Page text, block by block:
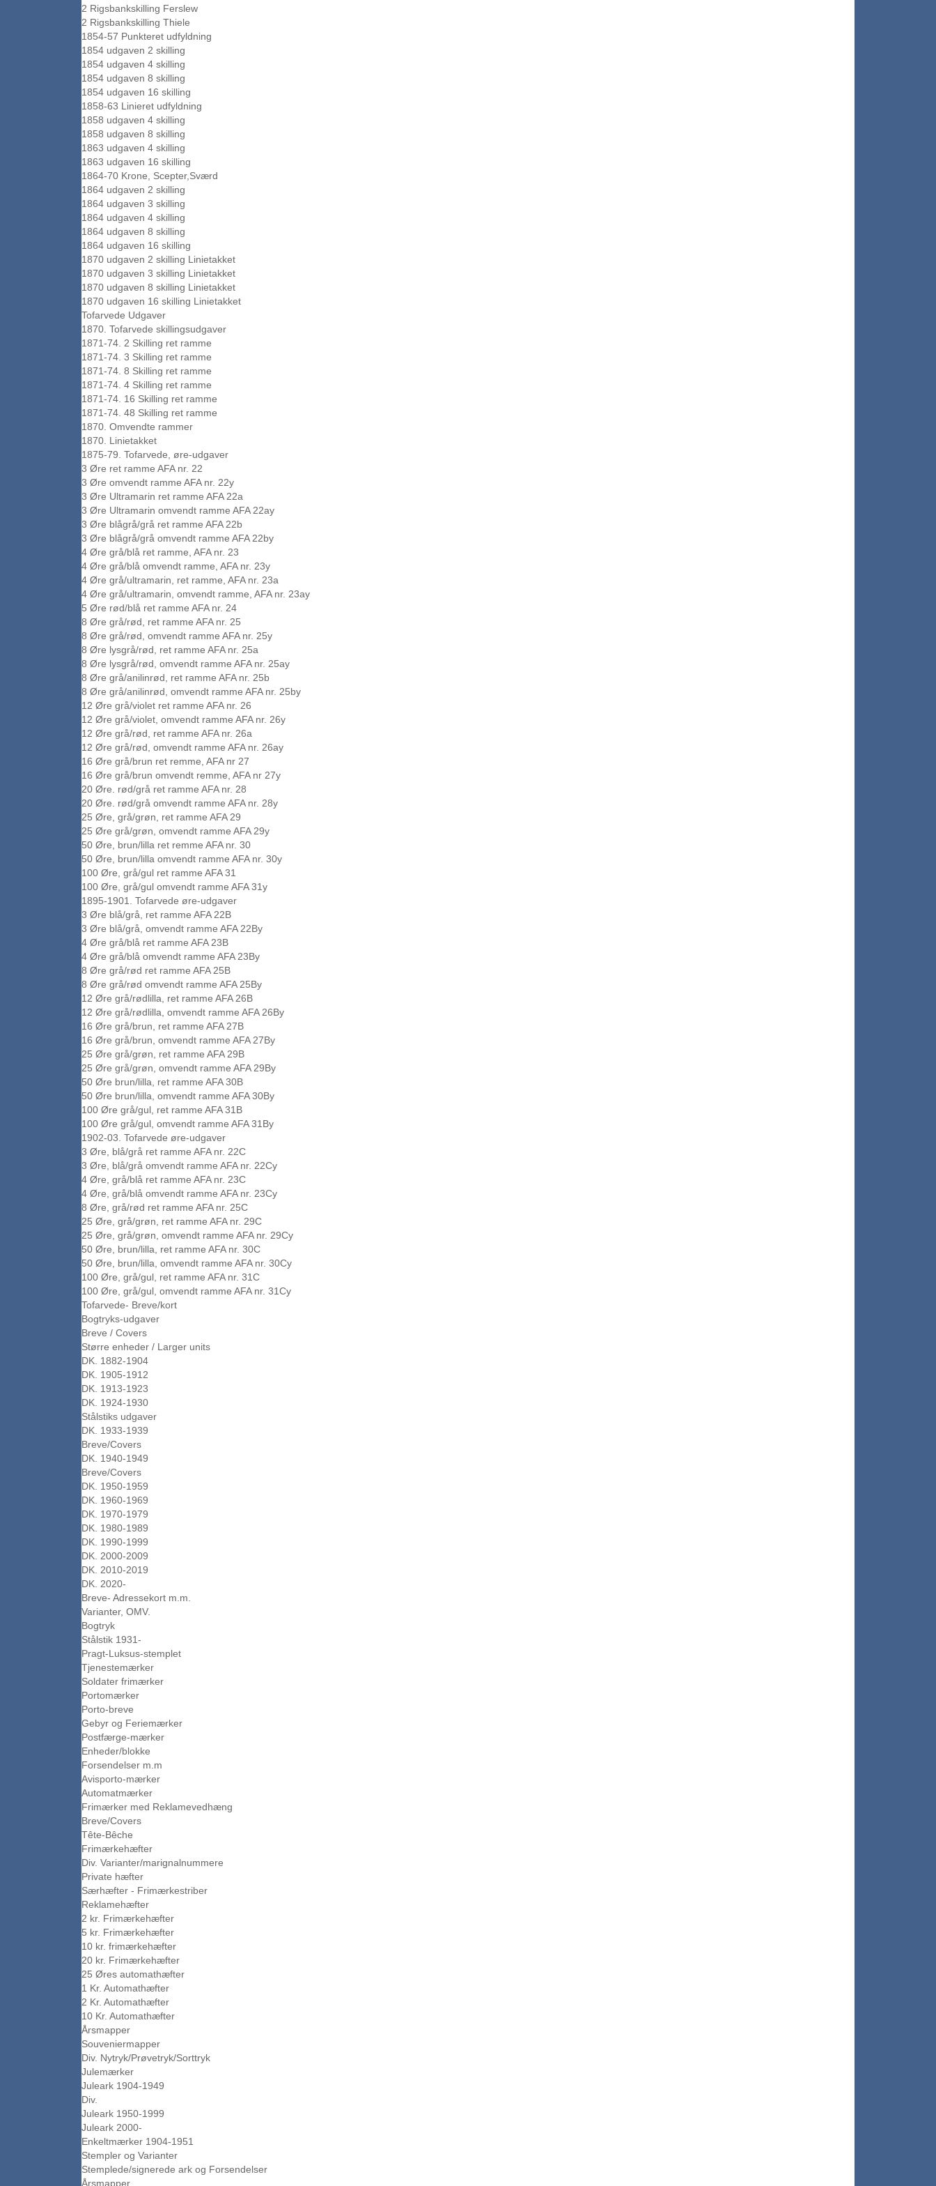
2 Rigsbankskilling Ferslew
2 Rigsbankskilling Thiele
1854-57 Punkteret udfyldning
1854 udgaven 2 skilling
1854 udgaven 4 skilling
1854 udgaven 8 skilling
1854 udgaven 16 skilling
1858-63 Linieret udfyldning
1858 udgaven 4 skilling
1858 udgaven 8 skilling
1863 udgaven 4 skilling
1863 udgaven 16 skilling
1864-70 Krone, Scepter,Sværd
1864 udgaven 2 skilling
1864 udgaven 3 skilling
1864 udgaven 4 skilling
1864 udgaven 8 skilling
1864 udgaven 16 skilling
1870 udgaven 2 skilling Linietakket
1870 udgaven 3 skilling Linietakket
1870 udgaven 8 skilling Linietakket
1870 udgaven 16 skilling Linietakket
Tofarvede Udgaver
1870. Tofarvede skillingsudgaver
1871-74. 2 Skilling ret ramme
1871-74. 3 Skilling ret ramme
1871-74. 8 Skilling ret ramme
1871-74. 4 Skilling ret ramme
1871-74. 16 Skilling ret ramme
1871-74. 48 Skilling ret ramme
1870. Omvendte rammer
1870. Linietakket
1875-79. Tofarvede, øre-udgaver
3 Øre ret ramme AFA nr. 22
3 Øre omvendt ramme AFA nr. 22y
3 Øre Ultramarin ret ramme AFA 22a
3 Øre Ultramarin omvendt ramme AFA 22ay
3 Øre blågrå/grå ret ramme AFA 22b
3 Øre blågrå/grå omvendt ramme AFA 22by
4 Øre grå/blå ret ramme, AFA nr. 23
4 Øre grå/blå omvendt ramme, AFA nr. 23y
4 Øre grå/ultramarin, ret ramme, AFA nr. 23a
4 Øre grå/ultramarin, omvendt ramme, AFA nr. 23ay
5 Øre rød/blå ret ramme AFA nr. 24
8 Øre grå/rød, ret ramme AFA nr. 25
8 Øre grå/rød, omvendt ramme AFA nr. 25y
8 Øre lysgrå/rød, ret ramme AFA nr. 25a
8 Øre lysgrå/rød, omvendt ramme AFA nr. 25ay
8 Øre grå/anilinrød, ret ramme AFA nr. 25b
8 Øre grå/anilinrød, omvendt ramme AFA nr. 25by
12 Øre grå/violet ret ramme AFA nr. 26
12 Øre grå/violet, omvendt ramme AFA nr. 26y
12 Øre grå/rød, ret ramme AFA nr. 26a
12 Øre grå/rød, omvendt ramme AFA nr. 26ay
16 Øre grå/brun ret remme, AFA nr 27
16 Øre grå/brun omvendt remme, AFA nr 27y
20 Øre. rød/grå ret ramme AFA nr. 28
20 Øre. rød/grå omvendt ramme AFA nr. 28y
25 Øre, grå/grøn, ret ramme AFA 29
25 Øre grå/grøn, omvendt ramme AFA 29y
50 Øre, brun/lilla ret remme AFA nr. 30
50 Øre, brun/lilla omvendt ramme AFA nr. 30y
100 Øre, grå/gul ret ramme AFA 31
100 Øre, grå/gul omvendt ramme AFA 31y
1895-1901. Tofarvede øre-udgaver
3 Øre blå/grå, ret ramme AFA 22B
3 Øre blå/grå, omvendt ramme AFA 22By
4 Øre grå/blå ret ramme AFA 23B
4 Øre grå/blå omvendt ramme AFA 23By
8 Øre grå/rød ret ramme AFA 25B
8 Øre grå/rød omvendt ramme AFA 25By
12 Øre grå/rødlilla, ret ramme AFA 26B
12 Øre grå/rødlilla, omvendt ramme AFA 26By
16 Øre grå/brun, ret ramme AFA 27B
16 Øre grå/brun, omvendt ramme AFA 27By
25 Øre grå/grøn, ret ramme AFA 29B
25 Øre grå/grøn, omvendt ramme AFA 29By
50 Øre brun/lilla, ret ramme AFA 30B
50 Øre brun/lilla, omvendt ramme AFA 30By
100 Øre grå/gul, ret ramme AFA 31B
100 Øre grå/gul, omvendt ramme AFA 31By
1902-03. Tofarvede øre-udgaver
3 Øre, blå/grå ret ramme AFA nr. 22C
3 Øre, blå/grå omvendt ramme AFA nr. 22Cy
4 Øre, grå/blå ret ramme AFA nr. 23C
4 Øre, grå/blå omvendt ramme AFA nr. 23Cy
8 Øre, grå/rød ret ramme AFA nr. 25C
25 Øre, grå/grøn, ret ramme AFA nr. 29C
25 Øre, grå/grøn, omvendt ramme AFA nr. 29Cy
50 Øre, brun/lilla, ret ramme AFA nr. 30C
50 Øre, brun/lilla, omvendt ramme AFA nr. 30Cy
100 Øre, grå/gul, ret ramme AFA nr. 31C
100 Øre, grå/gul, omvendt ramme AFA nr. 31Cy
Tofarvede- Breve/kort
Bogtryks-udgaver
Breve / Covers
Større enheder / Larger units
DK. 1882-1904
DK. 1905-1912
DK. 1913-1923
DK. 1924-1930
Stålstiks udgaver
DK. 1933-1939
Breve/Covers
DK. 1940-1949
Breve/Covers
DK. 1950-1959
DK. 1960-1969
DK. 1970-1979
DK. 1980-1989
DK. 1990-1999
DK. 2000-2009
DK. 2010-2019
DK. 2020-
Breve- Adressekort m.m.
Varianter, OMV.
Bogtryk
Stålstik 1931-
Pragt-Luksus-stemplet
Tjenestemærker
Soldater frimærker
Portomærker
Porto-breve
Gebyr og Feriemærker
Postfærge-mærker
Enheder/blokke
Forsendelser m.m
Avisporto-mærker
Automatmærker
Frimærker med Reklamevedhæng
Breve/Covers
Tête-Bêche
Frimærkehæfter
Div. Varianter/marignalnummere
Private hæfter
Særhæfter - Frimærkestriber
Reklamehæfter
2 kr. Frimærkehæfter
5 kr. Frimærkehæfter
10 kr. frimærkehæfter
20 kr. Frimærkehæfter
25 Øres automathæfter
1 Kr. Automathæfter
2 Kr. Automathæfter
10 Kr. Automathæfter
Årsmapper
Souveniermapper
Div. Nytryk/Prøvetryk/Sorttryk
Julemærker
Juleark 1904-1949
Div.
Juleark 1950-1999
Juleark 2000-
Enkeltmærker 1904-1951
Stempler og Varianter
Stemplede/signerede ark og Forsendelser
Årsmapper